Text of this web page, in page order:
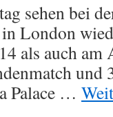
sehen bei
London
als auch
und
Palace …